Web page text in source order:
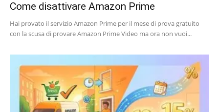
Come disattivare Amazon Prime
Hai provato il servizio Amazon Prime per il mese di prova gratuito
con la scusa di provare Amazon Prime Video ma ora non vuoi...